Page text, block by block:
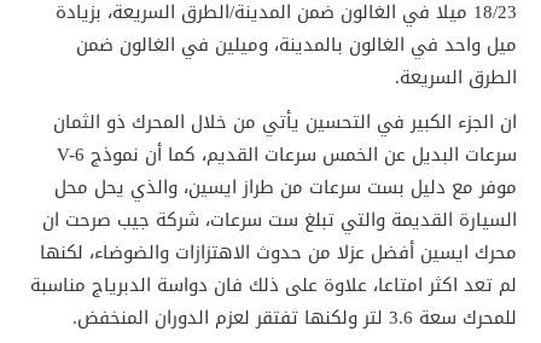
18/23 ميلا في الغالون ضمن المدينة/الطرق السريعة، بزيادة
ميل واحد في الغالون بالمدينة، وميلين في الغالون ضمن
الطرق السريعة.
ان الجزء الكبير في التحسين يأتي من خلال المحرك ذو الثمان
سرعات البديل عن الخمس سرعات القديم، كما أن نموذج V-6
موفر مع دليل بست سرعات من طراز ايسين، والذي يحل محل
السيارة القديمة والتي تبلغ ست سرعات، شركة جيب صرحت ان
محرك ايسين أفضل عزلا من حدوث الاهتزازات والضوضاء، لكنها
لم تعد اكثر امتاعا، علاوة على ذلك فان دواسة الدبرياج مناسبة
للمحرك سعة 3.6 لتر ولكنها تفتقر لعزم الدوران المنخفض.